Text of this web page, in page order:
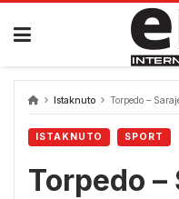
Skip
content
Istaknuto Torpedo –
ISTAKNUTO SPORT
Torpedo –